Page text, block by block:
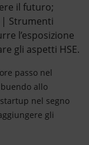
il futuro;
| Strumenti
l’esposizione
gli aspetti HSE.
passo nel
allo
nel segno
gli